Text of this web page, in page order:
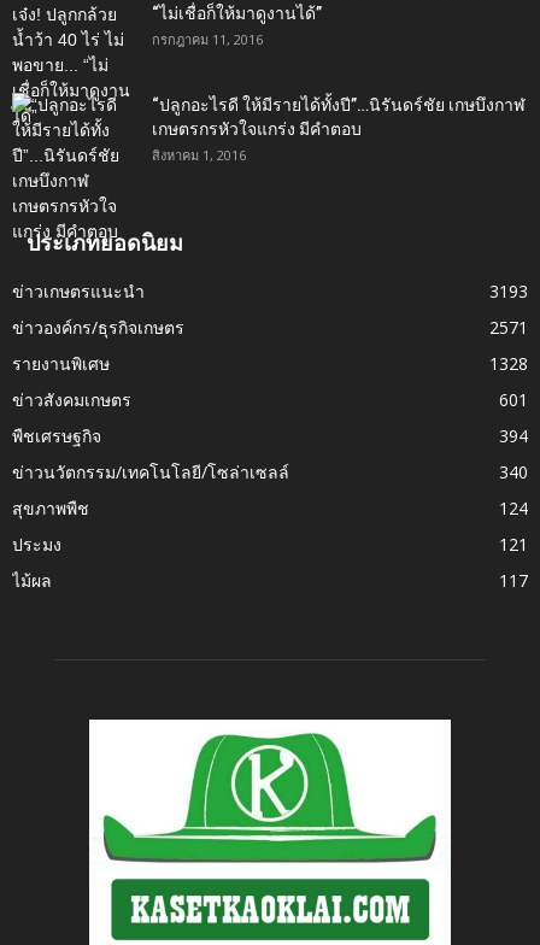
“ไม่เชื่อก็ให้มาดูงานได้”‬
กรกฎาคม 11, 2016
“ปลูกอะไรดี ให้มีรายได้ทั้งปี”…นิรันดร์ชัย เกษบึงกาฬ
เกษตรกรหัวใจแกร่ง มีคำตอบ
สิงหาคม 1, 2016
ประเภทยอดนิยม
ข่าวเกษตรแนะนำ
3193
ข่าวองค์กร/ธุรกิจเกษตร
2571
รายงานพิเศษ
1328
ข่าวสังคมเกษตร
601
พืชเศรษฐกิจ
394
ข่าวนวัตกรรม/เทคโนโลยี/โซล่าเซลล์
340
สุขภาพพืช
124
ประมง
121
ไม้ผล
117